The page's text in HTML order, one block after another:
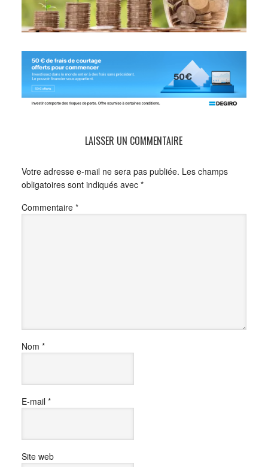
LAISSER UN COMMENTAIRE
Votre adresse e-mail ne sera pas publiée. Les champs
obligatoires sont indiqués avec *
Commentaire *
Nom *
E-mail *
Site web